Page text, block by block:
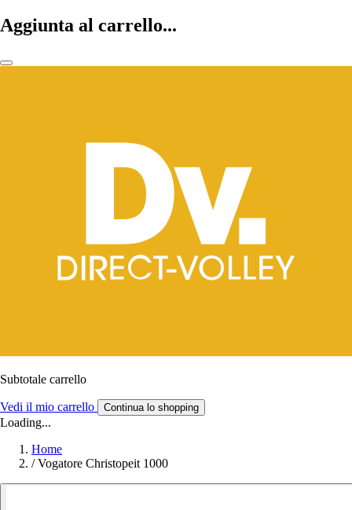
Aggiunta al carrello...
Subtotale carrello
Vedi il mio carrello Continua lo shopping
Loading...
Home
/ Vogatore Christopeit 1000